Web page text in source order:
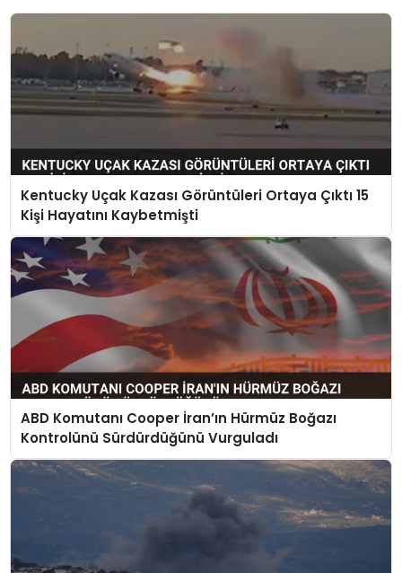
Kentucky Uçak Kazası Görüntüleri Ortaya Çıktı 15
Kişi Hayatını Kaybetmişti
ABD Komutanı Cooper İran’ın Hürmüz Boğazı
Kontrolünü Sürdürdüğünü Vurguladı